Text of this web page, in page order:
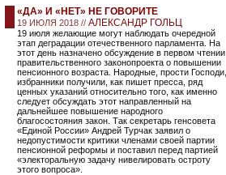
«ДА» И «НЕТ» НЕ ГОВОРИТЕ
19 ИЮЛЯ 2018 // АЛЕКСАНДР ГОЛЬЦ
19 июля желающие могут наблюдать очередной
этап деградации отечественного парламента. На
этот день назначено обсуждение в первом чтении
правительственного законопроекта о повышении
пенсионного возраста. Народные, прости Господи,
избранники получили, как пишет пресса, ряд
ценных указаний относительно того, как именно
следует обсуждать этот направленный на
дальнейшее повышение народного
благосостояния закон. Так секретарь генсовета
«Единой России» Андрей Турчак заявил о
недопустимости критики членами своей партии
пенсионной реформы и поставил перед партией
«электоральную задачу нивелировать остроту
этого вопроса».